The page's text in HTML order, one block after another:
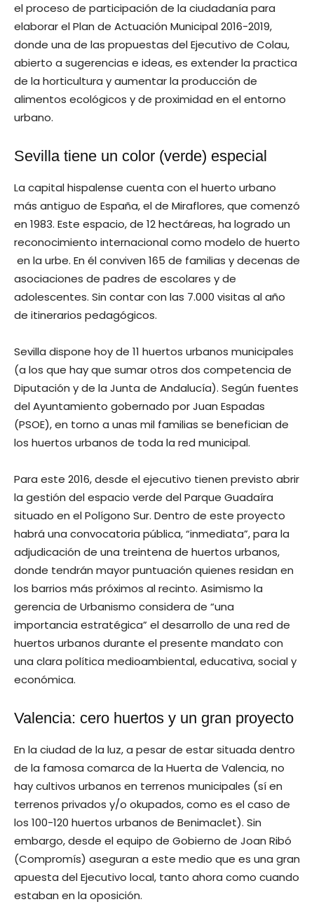
el proceso de participación de la ciudadanía para
elaborar el Plan de Actuación Municipal 2016-2019,
donde una de las propuestas del Ejecutivo de Colau,
abierto a sugerencias e ideas, es extender la practica
de la horticultura y aumentar la producción de
alimentos ecológicos y de proximidad en el entorno
urbano.
Sevilla tiene un color (verde) especial
La capital hispalense cuenta con el huerto urbano
más antiguo de España, el de Miraflores, que comenzó
en 1983. Este espacio, de 12 hectáreas, ha logrado un
reconocimiento internacional como modelo de huerto
en la urbe. En él conviven 165 de familias y decenas de
asociaciones de padres de escolares y de
adolescentes. Sin contar con las 7.000 visitas al año
de itinerarios pedagógicos.
Sevilla dispone hoy de 11 huertos urbanos municipales
(a los que hay que sumar otros dos competencia de
Diputación y de la Junta de Andalucía). Según fuentes
del Ayuntamiento gobernado por Juan Espadas
(PSOE), en torno a unas mil familias se benefician de
los huertos urbanos de toda la red municipal.
Para este 2016, desde el ejecutivo tienen previsto abrir
la gestión del espacio verde del Parque Guadaíra
situado en el Polígono Sur. Dentro de este proyecto
habrá una convocatoria pública, “inmediata”, para la
adjudicación de una treintena de huertos urbanos,
donde tendrán mayor puntuación quienes residan en
los barrios más próximos al recinto. Asimismo la
gerencia de Urbanismo considera de “una
importancia estratégica” el desarrollo de una red de
huertos urbanos durante el presente mandato con
una clara política medioambiental, educativa, social y
económica.
Valencia: cero huertos y un gran proyecto
En la ciudad de la luz, a pesar de estar situada dentro
de la famosa comarca de la Huerta de Valencia, no
hay cultivos urbanos en terrenos municipales (sí en
terrenos privados y/o okupados, como es el caso de
los 100-120 huertos urbanos de Benimaclet). Sin
embargo, desde el equipo de Gobierno de Joan Ribó
(Compromís) aseguran a este medio que es una gran
apuesta del Ejecutivo local, tanto ahora como cuando
estaban en la oposición.